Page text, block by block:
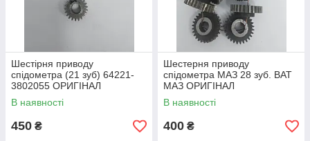
Шестірня приводу
спідометра (21 зуб) 64221-
3802055 ОРИГІНАЛ
В наявності
450 ₴
Шестерня приводу
спідометра МАЗ 28 зуб. ВАТ
МАЗ ОРИГІНАЛ
В наявності
400 ₴